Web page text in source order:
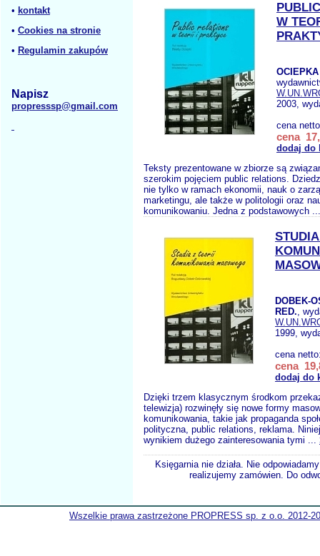
• kontakt
• Cookies na stronie
• Regulamin zakupów
Napisz
propresssp@gmail.com
W
2003,
cena
cena
dodaj do
Teksty prezentowane w zbiorze są
szerokim pojęciem public relations.
nie tylko w ramach ekonomii, nauk o
marketingu, ale także w politologii oraz
komunikowaniu. Jedna z podstawowych
DOBEK-
RED.,
1999,
cena
cena
dodaj do
Dzięki trzem klasycznym środkom
telewizja) rozwinęły się nowe formy
komunikowania, takie jak propaganda
polityczna, public relations, reklama.
wynikiem dużego zainteresowania tymi ...
Księgarnia nie działa. Nie
realizujemy zamówien. Do
Wszelkie prawa zastrzeżone PROPRESS sp. z o.o. 2012-